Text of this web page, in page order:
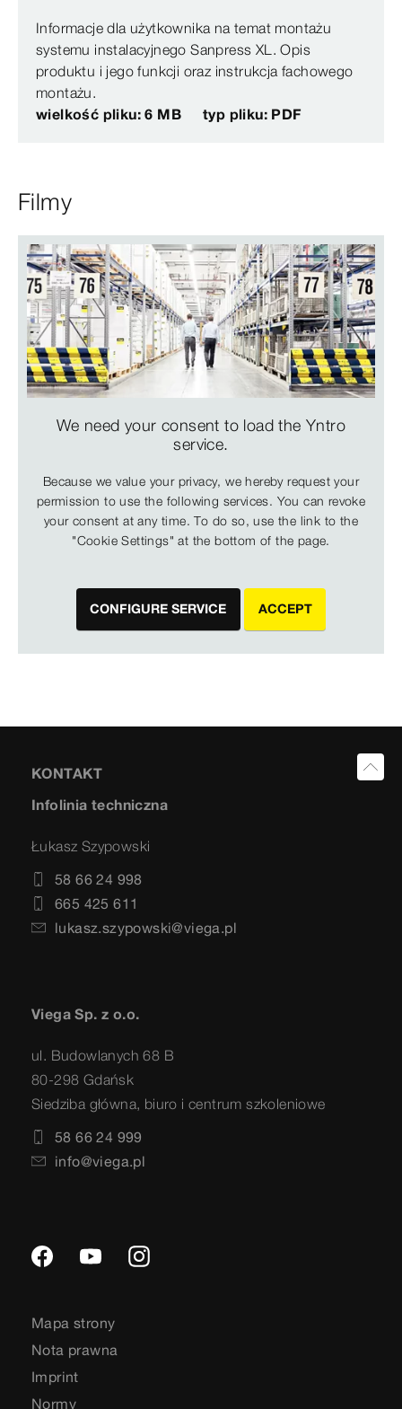
Informacje dla użytkownika na temat montażu
systemu instalacyjnego Sanpress XL. Opis
produktu i jego funkcji oraz instrukcja fachowego
montażu.
wielkość pliku: 6 MB
typ pliku: PDF
Filmy
We need your consent to load the Yntro
service.
Because we value your privacy, we hereby request your
permission to use the following services. You can revoke
your consent at any time. To do so, use the link to the
"Cookie Settings" at the bottom of the page.
CONFIGURE SERVICE ACCEPT
KONTAKT
Infolinia techniczna
Łukasz Szypowski
58 66 24 998
665 425 611
lukasz.szypowski@viega.pl
Viega Sp. z o.o.
ul. Budowlanych 68 B
80-298 Gdańsk
Siedziba główna, biuro i centrum szkoleniowe
58 66 24 999
info@viega.pl
Mapa strony
Nota prawna
Imprint
Normy